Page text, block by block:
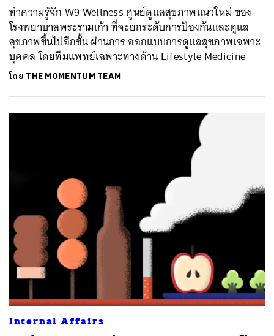
ทำความรู้จัก W9 Wellness ศูนย์ดูแลสุขภาพแนวใหม่ ของ
โรงพยาบาลพระรามเก้า ที่จะยกระดับการป้องกันและดูแล
สุขภาพขึ้นไปอีกขั้น ผ่านการ ออกแบบการดูแลสุขภาพเฉพาะ
บุคคล โดยทีมแพทย์เฉพาะทางด้าน Lifestyle Medicine
โดย THE MOMENTUM TEAM
Internal Affairs